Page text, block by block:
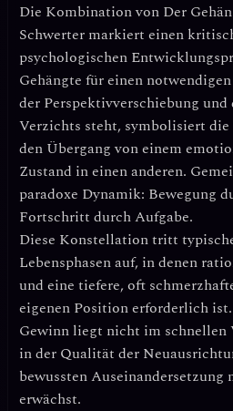
Die Kombination von Der
Schwerter markiert einen
psychologischen
Gehängte für einen
der Perspektivverschiebung
Verzichts steht, symbolisiert die
den Übergang von einem
Zustand in einen anderen.
paradoxe Dynamik: Bewegung
Fortschritt durch Aufgabe.
Diese Konstellation tritt
Lebensphasen auf, in denen
und eine tiefere, oft
eigenen Position erforderlich
Gewinn liegt nicht im schnellen
in der Qualität der
bewussten
erwächst.